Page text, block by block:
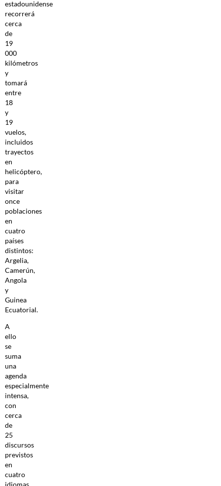
estadounidense
recorrerá
cerca
de
19
000
kilómetros
y
tomará
entre
18
y
19
vuelos,
incluidos
trayectos
en
helicóptero,
para
visitar
once
poblaciones
en
cuatro
países
distintos:
Argelia,
Camerún,
Angola
y
Guinea
Ecuatorial.
A
ello
se
suma
una
agenda
especialmente
intensa,
con
cerca
de
25
discursos
previstos
en
cuatro